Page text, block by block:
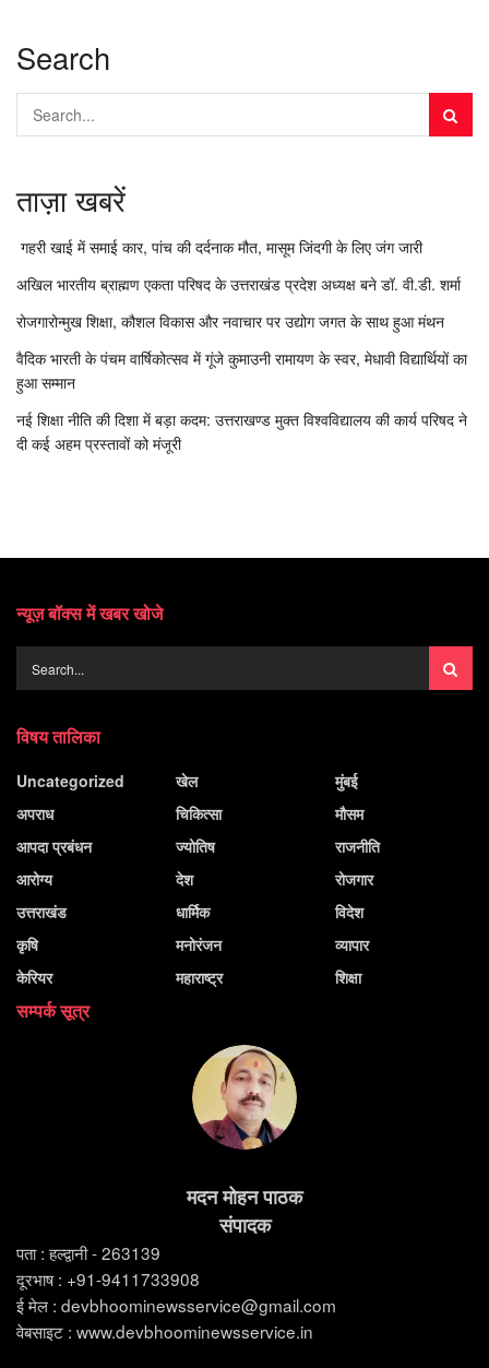
Search
ताज़ा खबरें
गहरी खाई में समाई कार, पांच की दर्दनाक मौत, मासूम जिंदगी के लिए जंग जारी
अखिल भारतीय ब्राह्मण एकता परिषद के उत्तराखंड प्रदेश अध्यक्ष बने डॉ. वी.डी. शर्मा
रोजगारोन्मुख शिक्षा, कौशल विकास और नवाचार पर उद्योग जगत के साथ हुआ मंथन
वैदिक भारती के पंचम वार्षिकोत्सव में गूंजे कुमाउनी रामायण के स्वर, मेधावी विद्यार्थियों का
हुआ सम्मान
नई शिक्षा नीति की दिशा में बड़ा कदम: उत्तराखण्ड मुक्त विश्वविद्यालय की कार्य परिषद ने
दी कई अहम प्रस्तावों को मंजूरी
न्यूज़ बॉक्स में खबर खोजे
विषय तालिका
Uncategorized
अपराध
आपदा प्रबंधन
आरोग्य
उत्तराखंड
कृषि
केरियर
खेल
चिकित्सा
ज्योतिष
देश
धार्मिक
मनोरंजन
महाराष्ट्र
मुंबई
मौसम
राजनीति
रोजगार
विदेश
व्यापार
शिक्षा
सम्पर्क सूत्र
मदन मोहन पाठक
संपादक
पता : हल्द्वानी - 263139
दूरभाष : +91-9411733908
ई मेल : devbhoominewsservice@gmail.com
वेबसाइट : www.devbhoominewsservice.in